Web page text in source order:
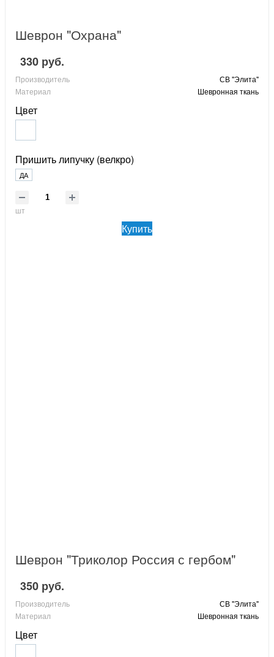
Шеврон "Охрана"
330 руб.
Производитель
СВ "Элита"
Материал
Шевронная ткань
Цвет
Пришить липучку (велкро)
ДА
шт
Купить
Шеврон "Триколор Россия с гербом"
350 руб.
Производитель
СВ "Элита"
Материал
Шевронная ткань
Цвет